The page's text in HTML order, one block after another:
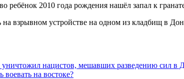
ребёнок 2010 года рождения нашёл запал к
взрывном устройстве на одном из кладбищ в
нацистов, мешавших разведению сил в
на востоке?